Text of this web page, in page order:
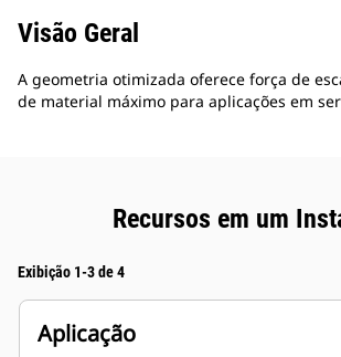
Visão Geral
A geometria otimizada oferece força de
de material máximo para aplicações em
Recursos em um
Exibição 1-3 de 4
Aplicação